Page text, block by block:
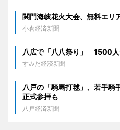
関門海峡花火大会、無料エリ
小倉経済新聞
八広で「八八祭り」 1500人
すみだ経済新聞
八戸の「騎馬打毬」、若手
正式参拝も
八戸経済新聞